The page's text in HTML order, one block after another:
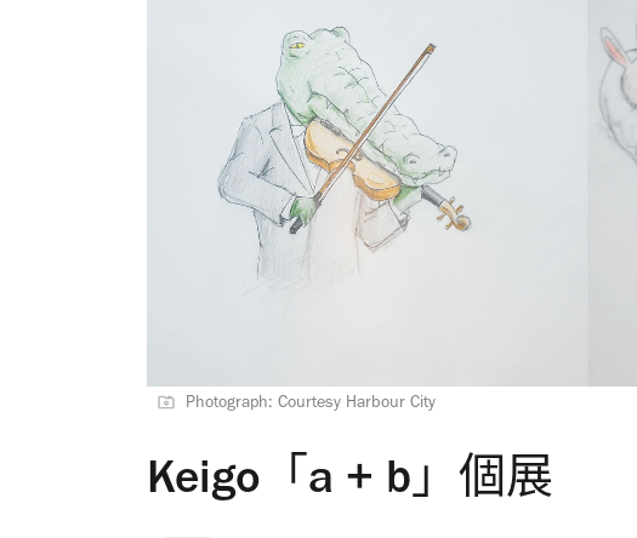
Photograph: Courtesy Harbour City
Keigo「a + b」個展